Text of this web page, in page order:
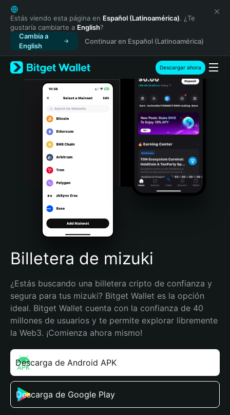
English
日本語
Tiếng Việt
Русский
Español (Latinoamérica)
Türkçe
Italiano
Português (Portugal)
Bahasa Indonesia
Português (Brasil)
Español (Argentina)
Estás viendo esta página en Español (Latinoamérica). ¿Te
gustaría cambiarte a English?
Cambia a
English
Continuar en Español (Latinoamérica)
Descargar ahora
Billetera de mizuki
¿Estás buscando una billetera cripto de confianza y
segura para tus mizuki? Bitget Wallet es la opción
ideal. Bitget Wallet cuenta con la confianza de 40
millones de usuarios y te permite explorar libremente
la Web3. ¡Comienza ahora mismo!
Descarga de Android APK
Descarga de Google Play